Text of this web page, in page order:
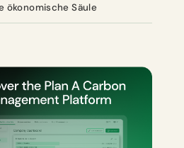
ökonomische Säule